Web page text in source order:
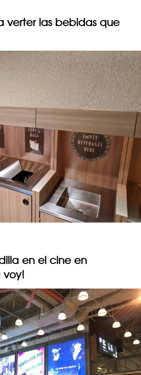
verter las bebidas que
en el cine en
voy!